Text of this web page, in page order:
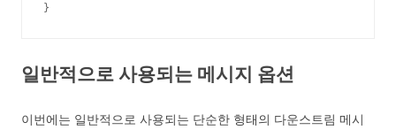
}
일반적으로 사용되는 메시지 옵션
이번에는 일반적으로 사용되는 단순한 형태의 다운스트림 메시